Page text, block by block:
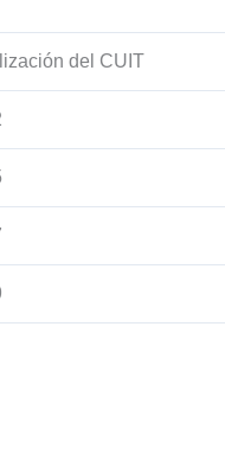
del CUIT